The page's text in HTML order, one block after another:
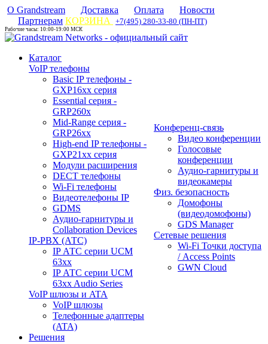
О Grandstream Доставка Оплата
Новости
Партнерам КОРЗИНА +7(495) 280-33-80 (ПН-ПТ)
Рабочие часы: 10:00-19:00 МСК
Каталог
VoIP телефоны
Basic IP телефоны -
GXP16хх серия
Essential серия -
GRP260x
Mid-Range серия -
GRP26xx
High-end IP телефоны -
GXP21хх серия
Модули расширения
DECT телефоны
Wi-Fi телефоны
Видеотелефоны IP
GDMS
Аудио-гарнитуры и
Collaboration Devices
IP-PBX (АТС)
IP АТС серии UCM
63xx
IP АТС серии UCM
63xx Audio Series
VoIP шлюзы и ATA
VoIP шлюзы
Телефонные адаптеры
(ATA)
Конференц-связь
Видео конференции
Голосовые
конференции
Аудио-гарнитуры и
видеокамеры
Физ. безопасность
Домофоны
(видеодомофоны)
GDS Manager
Сетевые решения
Wi-Fi Точки доступа
/ Access Points
GWN Cloud
Решения